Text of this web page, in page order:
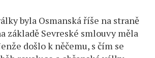
byla Osmanská říše na straně
základě Sevreské smlouvy měla
došlo k něčemu, s čím se